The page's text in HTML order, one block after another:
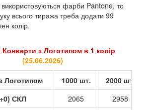
фарби Pantone, то
всього тиража треба додати 99
колір.
з Логотипом в 1 колір
(25.06.2026)
Логотипом
1000 шт. 2000 шт.
СКЛ
2065 2958